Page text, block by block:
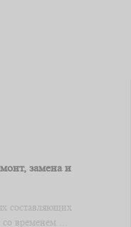
замена и
составляющих
временем ...